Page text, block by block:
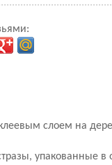
слоем на
упакованные в